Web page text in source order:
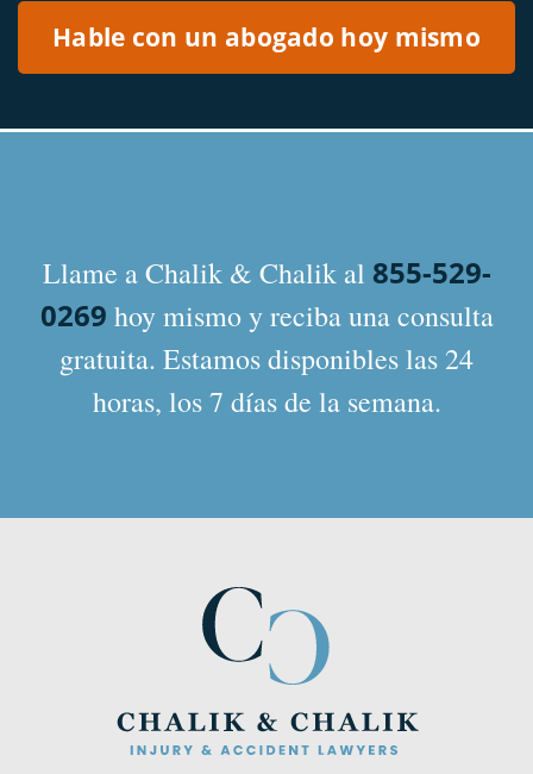
Llame a Chalik & Chalik al 855-529-
0269 hoy mismo y reciba una consulta
gratuita. Estamos disponibles las 24
horas, los 7 días de la semana.